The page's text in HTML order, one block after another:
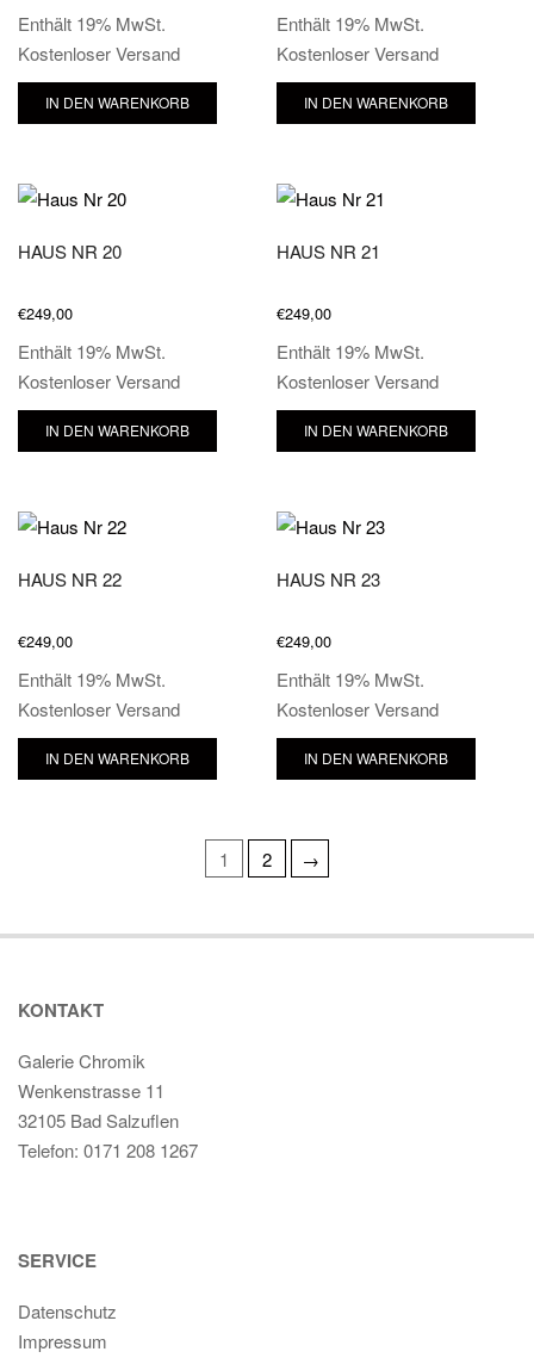
Enthält 19% MwSt.
Kostenloser Versand
IN DEN WARENKORB
Enthält 19% MwSt.
Kostenloser Versand
IN DEN WARENKORB
HAUS NR 20
€249,00
Enthält 19% MwSt.
Kostenloser Versand
IN DEN WARENKORB
HAUS NR 21
€249,00
Enthält 19% MwSt.
Kostenloser Versand
IN DEN WARENKORB
HAUS NR 22
€249,00
Enthält 19% MwSt.
Kostenloser Versand
IN DEN WARENKORB
HAUS NR 23
€249,00
Enthält 19% MwSt.
Kostenloser Versand
IN DEN WARENKORB
1 2 →
KONTAKT
Galerie Chromik
Wenkenstrasse 11
32105 Bad Salzuflen
Telefon: 0171 208 1267
SERVICE
Datenschutz
Impressum